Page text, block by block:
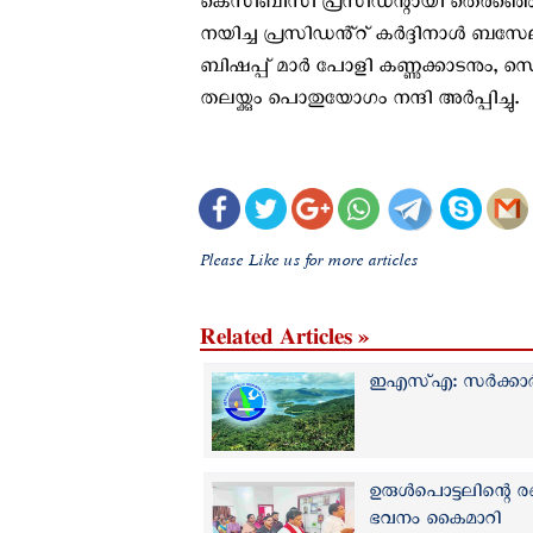
കെസിബിസി പ്രസിഡന്റായി
നയിച്ച പ്രസിഡൻ്റ് കർദ്ദിനാൾ
ബിഷപ്പ് മാർ പോളി കണ്ണുക്കാടനും,
തലയ്ക്കും പൊതുയോഗം നന്ദി അർപ്പിച്ചു.
Please Like us for more articles
Related Articles »
ഇഎസ്എ:
ഉരുൾപൊട്ടലിന്റെ
ഭവനം കൈമാറി